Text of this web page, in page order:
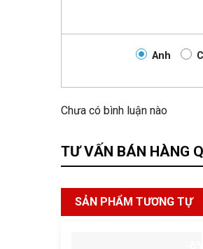
Anh
Chưa có bình luận nào
TƯ VẤN BÁN HÀNG
SẢN PHẨM TƯƠNG TỰ